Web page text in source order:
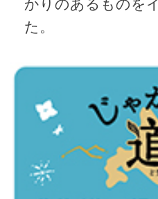
かりのあるものを
た。